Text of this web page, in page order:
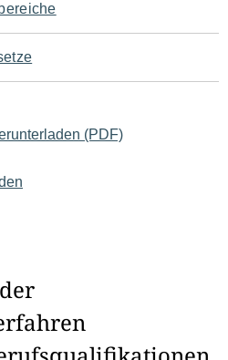
(PDF)